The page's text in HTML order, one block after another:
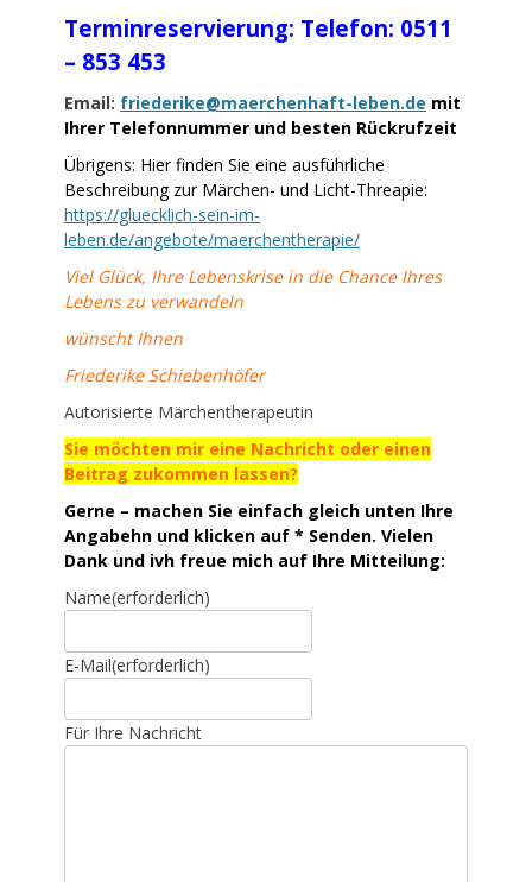
Terminreservierung: Telefon: 0511
– 853 453
Email: friederike@maerchenhaft-leben.de mit
Ihrer Telefonnummer und besten Rückrufzeit
Übrigens: Hier finden Sie eine ausführliche
Beschreibung zur Märchen- und Licht-Threapie:
https://gluecklich-sein-im-
leben.de/angebote/maerchentherapie/
Viel Glück, Ihre Lebenskrise in die Chance Ihres
Lebens zu verwandeln
wünscht Ihnen
Friederike Schiebenhöfer
Autorisierte Märchentherapeutin
Sie möchten mir eine Nachricht oder einen
Beitrag zukommen lassen?
Gerne – machen Sie einfach gleich unten Ihre
Angabehn und klicken auf * Senden. Vielen
Dank und ivh freue mich auf Ihre Mitteilung:
Name(erforderlich)
E-Mail(erforderlich)
Für Ihre Nachricht